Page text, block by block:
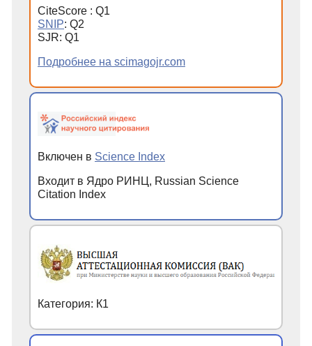
CiteScore : Q1
SNIP: Q2
SJR: Q1
Подробнее на scimagojr.com
Включен в Science Index
Входит в Ядро РИНЦ, Russian Science
Citation Index
Категория: К1